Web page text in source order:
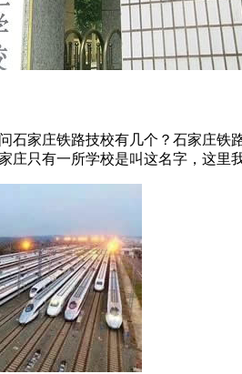
石家庄铁路技校有几个？石家庄
庄只有一所学校是叫这名字，这